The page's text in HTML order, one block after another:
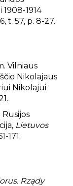
1914
t. 57, p. 8-27.
Vilniaus
Nikolajaus
Nikolajui
Lietuvos
171.
Rządy